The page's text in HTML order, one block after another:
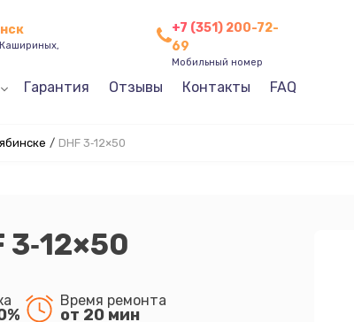
+7 (351) 200-72-
69
Мобильный номер
Гарантия Отзывы Контакты FAQ
/ DHF 3‑12×50
3‑12×50
Время ремонта
от 20 мин